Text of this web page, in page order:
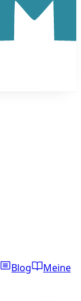
Blog
Meine